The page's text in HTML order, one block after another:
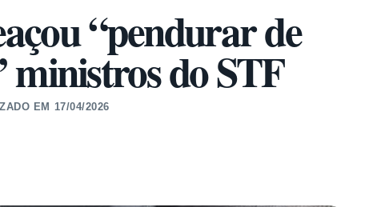
“pendurar de
ministros do STF
EM 17/04/2026